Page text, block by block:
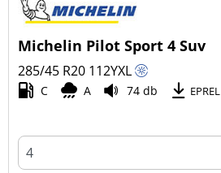
Typ vozidla
Všechny typy (40)
Osobní vůz (28)
4x4 (12)
Michelin Pilot Sport 4 Suv
285/45 R20 112YXL
C A 74 db EPREL